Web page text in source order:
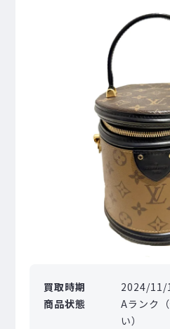
買取時期
2024/11/
商品状態
Aランク
い）